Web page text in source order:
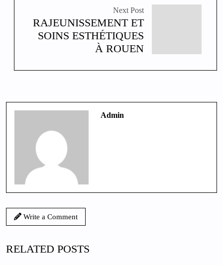
Next Post
RAJEUNISSEMENT ET
SOINS ESTHÉTIQUES
À ROUEN
Admin
Write a Comment
RELATED POSTS